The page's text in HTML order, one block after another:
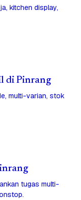
kitchen display,
di Pinrang
multi-varian, stok
tugas multi-